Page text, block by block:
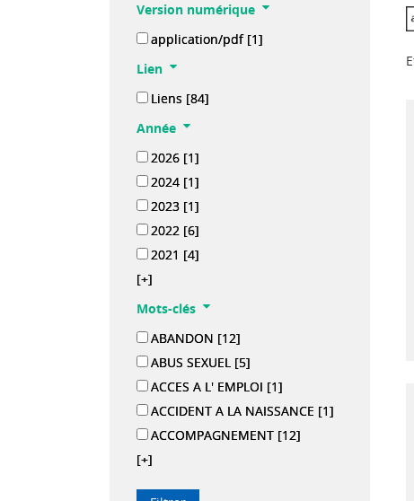
Version numérique
application/pdf [1]
Lien
Liens [84]
Année
2026 [1]
2024 [1]
2023 [1]
2022 [6]
2021 [4]
[+]
Mots-clés
ABANDON [12]
ABUS SEXUEL [5]
ACCES A L' EMPLOI [1]
ACCIDENT A LA NAISSANCE [1]
ACCOMPAGNEMENT [12]
[+]